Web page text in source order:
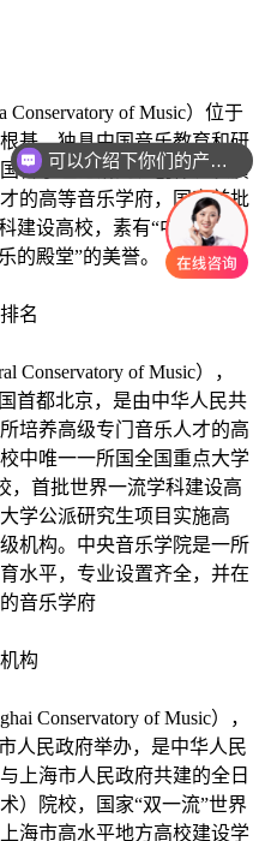
Conservatory of Music）位于
基，独具中国音乐教育和研
音乐理论研究、创作、表演
的高等音乐学府，国家首批
建设高校，素有“中国音乐
的殿堂”的美誉。
Conservatory of Music），
首都北京，是由中华人民共
培养高级专门音乐人才的高
中唯一一所国全国重点大学
，首批世界一流学科建设高
学公派研究生项目实施高
机构。中央音乐学院是一所
水平，专业设置齐全，并在
音乐学府
Conservatory of Music），
人民政府举办，是中华人民
上海市人民政府共建的全日
）院校，国家“双一流”世界
海市高水平地方高校建设学
可以介绍下你们的产品么